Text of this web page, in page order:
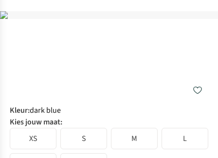
Kleur:dark blue
Kies jouw maat:
XS
S M L